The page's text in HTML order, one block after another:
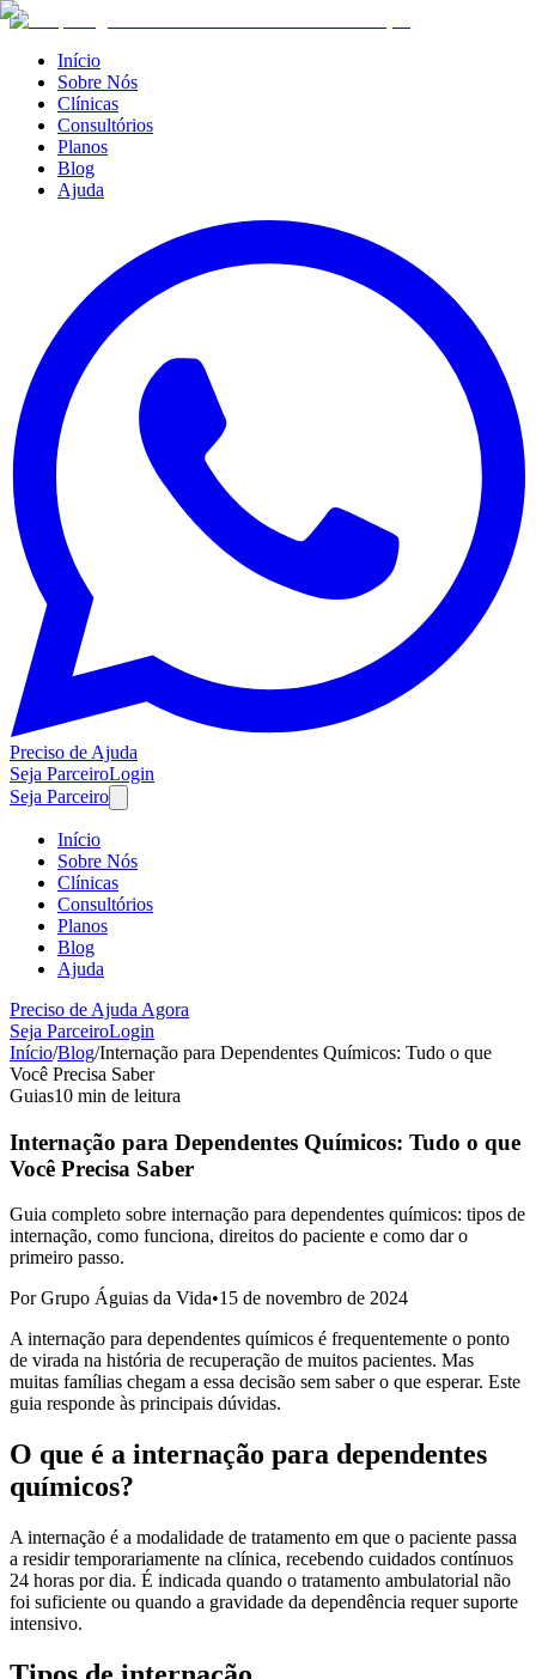
Início
Sobre Nós
Clínicas
Consultórios
Planos
Blog
Ajuda
Preciso de Ajuda
Seja ParceiroLogin
Seja Parceiro
Início
Sobre Nós
Clínicas
Consultórios
Planos
Blog
Ajuda
Preciso de Ajuda Agora
Seja ParceiroLogin
Início/Blog/Internação para Dependentes Químicos: Tudo o que
Você Precisa Saber
Guias10 min de leitura
Internação para Dependentes Químicos: Tudo o que
Você Precisa Saber
Guia completo sobre internação para dependentes químicos: tipos de
internação, como funciona, direitos do paciente e como dar o
primeiro passo.
PorGrupo Águias da Vida•15 de novembro de 2024
A internação para dependentes químicos é frequentemente o ponto
de virada na história de recuperação de muitos pacientes. Mas
muitas famílias chegam a essa decisão sem saber o que esperar. Este
guia responde às principais dúvidas.
O que é a internação para dependentes
químicos?
A internação é a modalidade de tratamento em que o paciente passa
a residir temporariamente na clínica, recebendo cuidados contínuos
24 horas por dia. É indicada quando o tratamento ambulatorial não
foi suficiente ou quando a gravidade da dependência requer suporte
intensivo.